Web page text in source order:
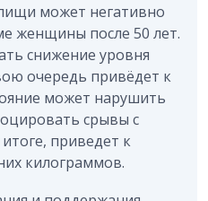
может негативно
женщины после 50 лет.
снижение уровня
очередь привёдет к
может нарушить
срывы с
приведет к
килограммов.